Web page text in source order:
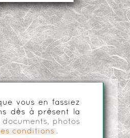
vous en fassiez
dès à présent la
documents, photos
conditions .